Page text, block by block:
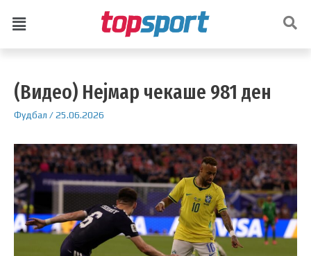
(Видео) Нејмар чекаше 981 ден
Фудбал /25.06.2026